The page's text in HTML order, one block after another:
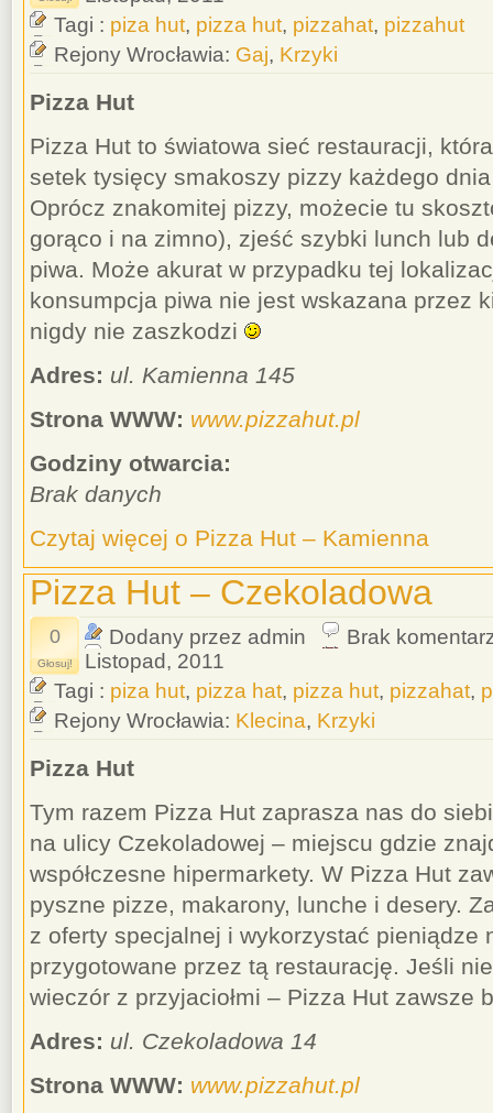
Tagi : piza hut, pizza hut, pizzahat, pizzahut
Rejony Wrocławia: Gaj, Krzyki
Pizza Hut
Pizza Hut to światowa sieć restauracji,
setek tysięcy smakoszy pizzy każdego
Oprócz znakomitej pizzy, możecie tu
gorąco i na zimno), zjeść szybki lunch lub
piwa. Może akurat w przypadku tej
konsumpcja piwa nie jest wskazana przez
nigdy nie zaszkodzi
Adres: ul. Kamienna 145
Strona WWW: www.pizzahut.pl
Godziny otwarcia:
Brak danych
Czytaj więcej o Pizza Hut – Kamienna
Pizza Hut – Czekoladowa
0
Głosuj!
Dodany przez admin
Brak
Listopad, 2011
Tagi : piza hut, pizza hat, pizza hut, pizzahat,
Rejony Wrocławia: Klecina, Krzyki
Pizza Hut
Tym razem Pizza Hut zaprasza nas do
na ulicy Czekoladowej – miejscu gdzie
współczesne hipermarkety. W Pizza Hut
pyszne pizze, makarony, lunche i desery.
z oferty specjalnej i wykorzystać pieniądze
przygotowane przez tą restaurację. Jeśli
wieczór z przyjaciołmi – Pizza Hut zawsze
Adres: ul. Czekoladowa 14
Strona WWW: www.pizzahut.pl